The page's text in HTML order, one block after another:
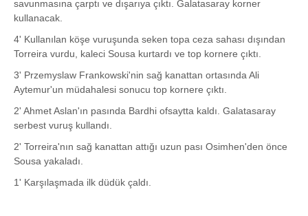
savunmasına çarptı ve dışarıya çıktı. Galatasaray korner
kullanacak.
4' Kullanılan köşe vuruşunda seken topa ceza sahası dışından
Torreira vurdu, kaleci Sousa kurtardı ve top kornere çıktı.
3' Przemyslaw Frankowski'nin sağ kanattan ortasında Ali
Aytemur'un müdahalesi sonucu top kornere çıktı.
2' Ahmet Aslan'ın pasında Bardhi ofsaytta kaldı. Galatasaray
serbest vuruş kullandı.
2' Torreira'nın sağ kanattan attığı uzun pası Osimhen'den önce
Sousa yakaladı.
1' Karşılaşmada ilk düdük çaldı.